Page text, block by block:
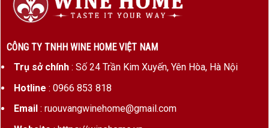
độ cồn
tác
từ cuối thập niên 90)
Ủ rượu
18 tháng trong thùng gỗ sồi Pháp,
30–50% thùng mới
Sản
lượng
Cực kỳ hiếm, vài nghìn chai trên toàn
thế giới
CÔNG TY TNHH WINE HOME VIỆT NAM
Trụ sở chính: Số 24 Trần Kim Xuyến, Yên Hòa, Hà Nội
Hotline : 0966 853 818
Email : ruouvangwinehome@gmail.com